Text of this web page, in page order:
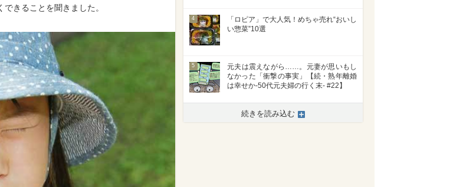
きることを聞きました。
4
「ロピア」で大人気！めちゃ売れ“おいし
い惣菜”10選
5
元夫は震えながら……。元妻が思いもし
なかった「衝撃の事実」【続・熟年離婚
は幸せか-50代元夫婦の行く末- #22】
続きを読み込む